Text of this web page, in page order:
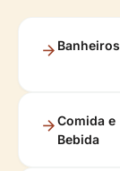
Banheiros
Comida e
Bebida